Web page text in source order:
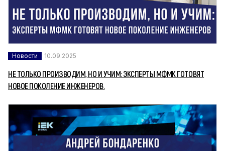
Новости 10.09.2025
НЕ ТОЛЬКО ПРОИЗВОДИМ, НО И УЧИМ: ЭКСПЕРТЫ МФМК ГОТОВЯТ
НОВОЕ ПОКОЛЕНИЕ ИНЖЕНЕРОВ.